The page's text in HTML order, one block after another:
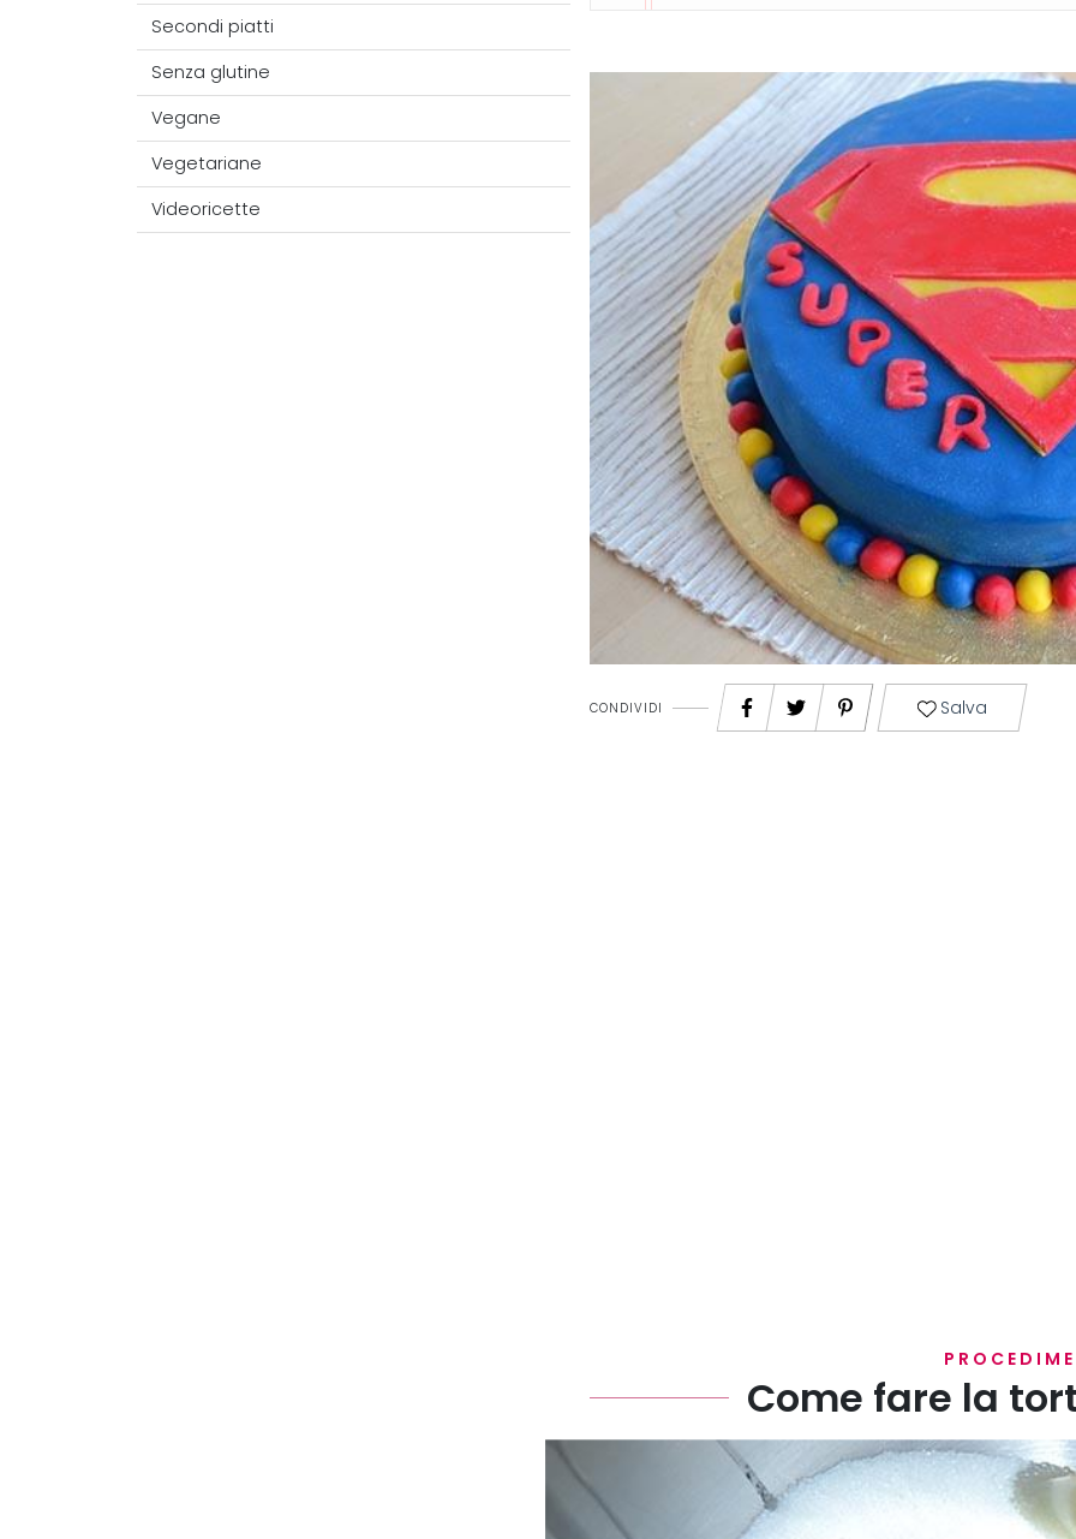
Secondi piatti
Senza glutine
Vegane
Vegetariane
Videoricette
CONDIVIDI Salva
Come fare la
Montate le uova con lo zucchero e il sale fino ad